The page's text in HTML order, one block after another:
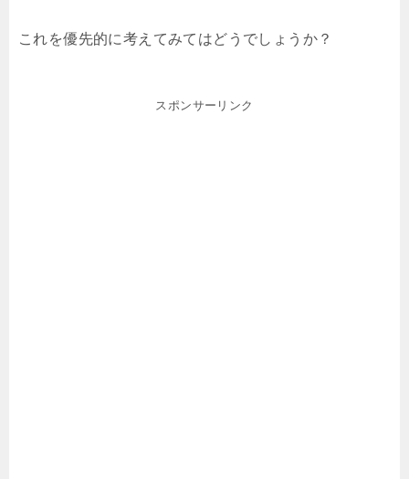
これを優先的に考えてみてはどうでしょうか？
スポンサーリンク